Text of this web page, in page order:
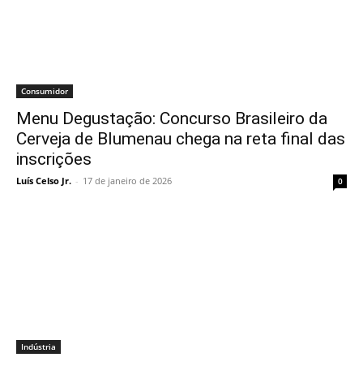
Consumidor
Menu Degustação: Concurso Brasileiro da
Cerveja de Blumenau chega na reta final das
inscrições
Luís Celso Jr. - 17 de janeiro de 2026 0
Indústria